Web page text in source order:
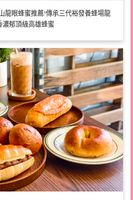
龍眼蜂蜜推薦!傳承三代裕發養蜂場龍
濃郁頂級高雄蜂蜜